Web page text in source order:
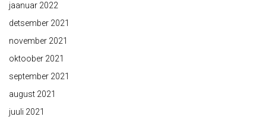
jaanuar 2022
detsember 2021
november 2021
oktoober 2021
september 2021
august 2021
juuli 2021